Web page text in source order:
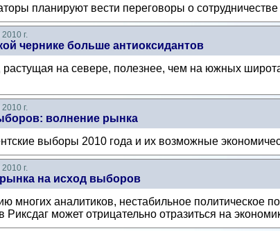
планируют вести переговоры о
г.
чернике больше антиоксидантов
растущая на севере, полезнее, чем на южных
г.
волнение рынка
выборы 2010 года и их возможные
г.
рынка на исход выборов
многих аналитиков, нестабильное политическое
Риксдаг может отрицательно отразиться на